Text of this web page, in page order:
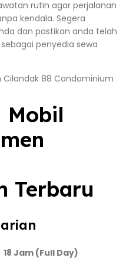
rutin agar perjalanan
kendala. Segera
dan pastikan anda telah
penyedia sewa
Mobil
Terbaru
18 Jam (Full Day)